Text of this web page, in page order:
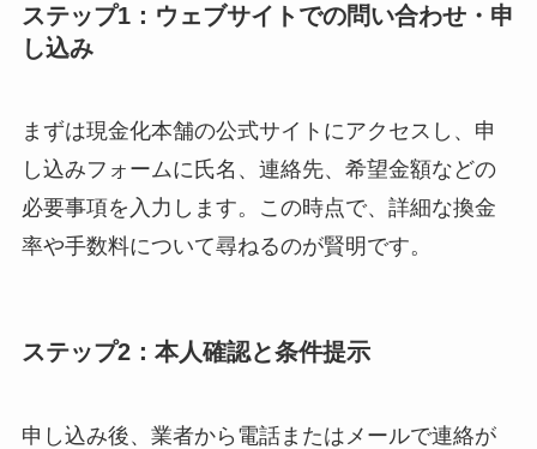
ステップ1：ウェブサイトでの問い合わせ・申
し込み
まずは現金化本舗の公式サイトにアクセスし、申
し込みフォームに氏名、連絡先、希望金額などの
必要事項を入力します。この時点で、詳細な換金
率や手数料について尋ねるのが賢明です。
ステップ2：本人確認と条件提示
申し込み後、業者から電話またはメールで連絡が